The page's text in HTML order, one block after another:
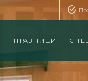
ПРАЗНИЦИ